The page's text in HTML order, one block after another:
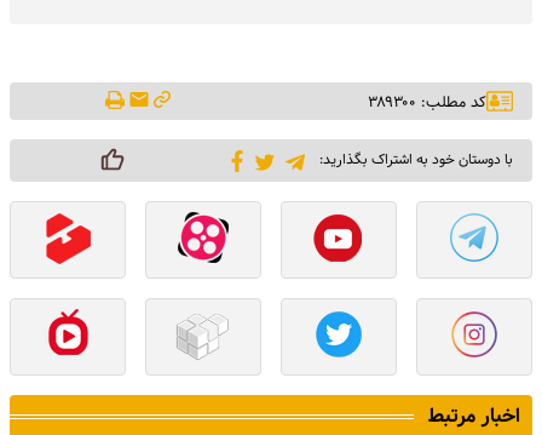
کد مطلب: ۳۸۹۳۰۰
با دوستان خود به اشتراک بگذارید:
اخبار مرتبط